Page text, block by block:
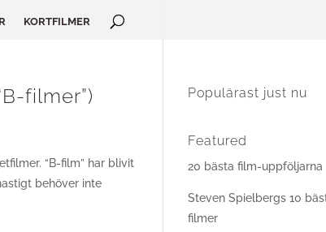
KORTFILMER
filmer”)
“B-film” har blivit
behöver inte
Populärast just nu
Featured
20 bästa film-uppföljarna
Steven Spielbergs 10
filmer